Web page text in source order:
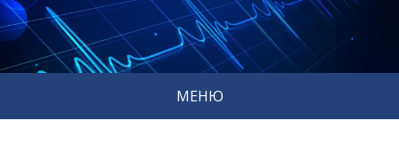
МЕНЮ